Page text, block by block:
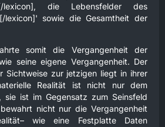
lexicon], die Lebensfelder des
lexicon]' sowie die Gesamtheit der
somit die Vergangenheit der
seine eigene Vergangenheit. Der
Sichtweise zur jetzigen liegt in ihrer
Realität ist nicht nur dem
sie ist im Gegensatz zum Seinsfeld
nicht nur die Vergangenheit
wie eine Festplatte Daten